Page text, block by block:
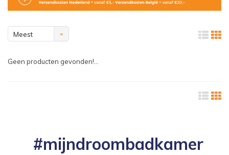
Meest
Geen producten gevonden!...
#mijndroombadkamer